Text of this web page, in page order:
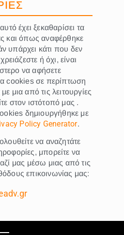
έχει ξεκαθαρίσει τα
και όπως αναφέρθηκε
υπάρχει κάτι που δεν
ή όχι, είναι
να αφήσετε
cookies σε περίπτωση
μια από τις λειτουργίες
στον ιστότοπό μας .
δημιουργήθηκε με
Policy Generator.
να αναζητάτε
μπορείτε να
μας μέσω μιας από τις
επικοινωνίας μας: